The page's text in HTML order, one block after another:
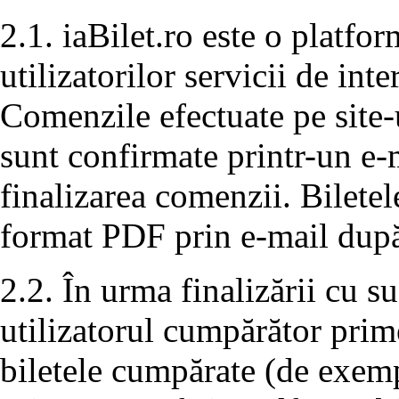
2.1. iaBilet.ro este o
utilizatorilor servicii de
Comenzile efectuate pe
sunt confirmate printr-un
finalizarea comenzii.
format PDF prin e-mail
2.2. În urma finalizării cu
utilizatorul cumpărător
biletele cumpărate (de